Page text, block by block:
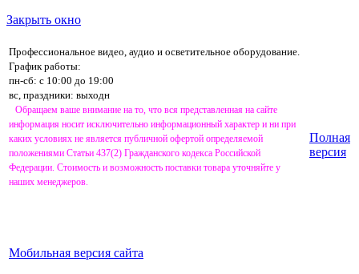
Закрыть окно
Профессиональное видео, аудио и осветительное оборудование.
График работы:
пн-сб: с 10:00 до 19:00
вс, праздники: выходн
Обращаем ваше внимание на то, что вся представленная на сайте
информация носит исключительно информационный характер и ни при
каких условиях не является публичной офертой определяемой
положениями Статьи 437(2) Гражданского кодекса Российской
Федерации. Стоимость и возможность поставки товара уточняйте у
наших менеджеров.
Мобильная версия сайта
Полная
версия